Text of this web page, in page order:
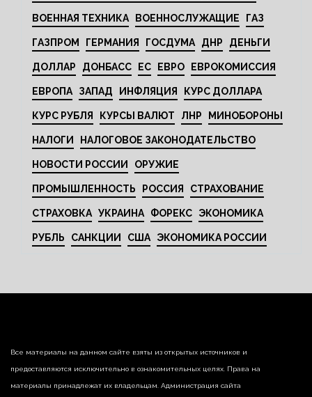
ВОЕННАЯ ТЕХНИКА ВОЕННОСЛУЖАЩИЕ ГАЗ
ГАЗПРОМ ГЕРМАНИЯ ГОСДУМА ДНР ДЕНЬГИ
ДОЛЛАР ДОНБАСС ЕС ЕВРО ЕВРОКОМИССИЯ
ЕВРОПА ЗАПАД ИНФЛЯЦИЯ КУРС ДОЛЛАРА
КУРС РУБЛЯ КУРСЫ ВАЛЮТ ЛНР МИНОБОРОНЫ
НАЛОГИ НАЛОГОВОЕ ЗАКОНОДАТЕЛЬСТВО
НОВОСТИ РОССИИ ОРУЖИЕ
ПРОМЫШЛЕННОСТЬ РОССИЯ СТРАХОВАНИЕ
СТРАХОВКА УКРАИНА ФОРЕКС ЭКОНОМИКА
РУБЛЬ САНКЦИИ США ЭКОНОМИКА РОССИИ
Все материалы на данном сайте взяты из открытых источников и
предоставляются исключительно в ознакомительных целях. Права на
материалы принадлежат их владельцам. Администрация сайта